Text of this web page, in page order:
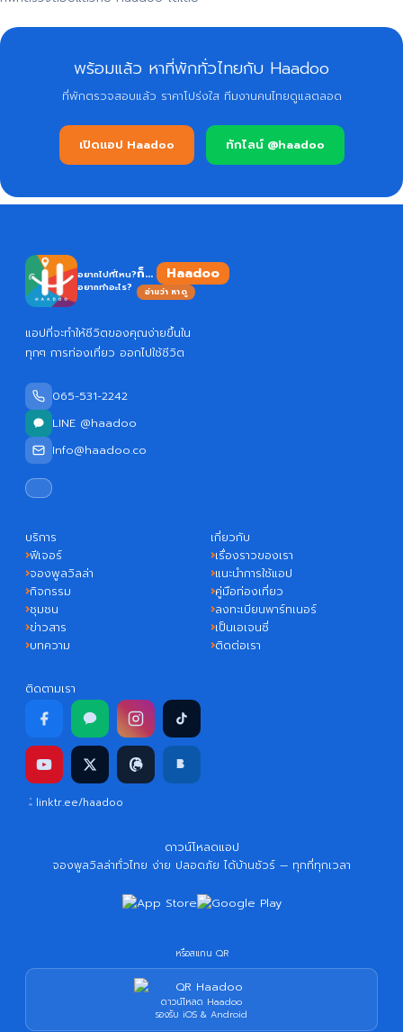
พร้อมแล้ว หาที่พักทั่วไทยกับ Haadoo
ที่พักตรวจสอบแล้ว ราคาโปร่งใส ทีมงานคนไทยดูแลตลอด
เปิดแอป Haadoo ทักไลน์ @haadoo
อยากไปที่ไหน?
อยากทำอะไร?
ก็... Haadoo
อ่านว่า หาดู
แอปที่จะทำให้ชีวิตของคุณง่ายขึ้นใน
ทุกๆ การท่องเที่ยว ออกไปใช้ชีวิต
065-531-2242
LINE @haadoo
Info@haadoo.co
บริการ
ฟีเจอร์
จองพูลวิลล่า
กิจกรรม
ชุมชน
ข่าวสาร
บทความ
เกี่ยวกับ
เรื่องราวของเรา
แนะนำการใช้แอป
คู่มือท่องเที่ยว
ลงทะเบียนพาร์ทเนอร์
เป็นเอเจนซี่
ติดต่อเรา
ติดตามเรา
linktr.ee/haadoo
ดาวน์โหลดแอป
จองพูลวิลล่าทั่วไทย ง่าย ปลอดภัย ได้บ้านชัวร์ — ทุกที่ทุกเวลา
หรือสแกน QR
ดาวน์โหลด Haadoo
รองรับ iOS & Android